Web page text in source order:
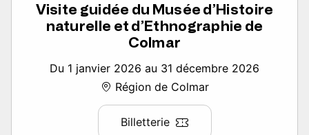
Visite guidée du Musée d’Histoire
naturelle et d’Ethnographie de
Colmar
Du 1 janvier 2026 au 31 décembre 2026
Région de Colmar
Billetterie